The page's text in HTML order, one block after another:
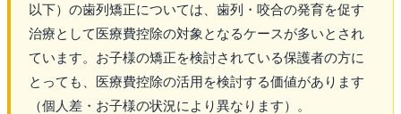
以下）の歯列矯正については、歯列・咬合の発育を促す
治療として医療費控除の対象となるケースが多いとされ
ています。お子様の矯正を検討されている保護者の方に
とっても、医療費控除の活用を検討する価値があります
（個人差・お子様の状況により異なります）。